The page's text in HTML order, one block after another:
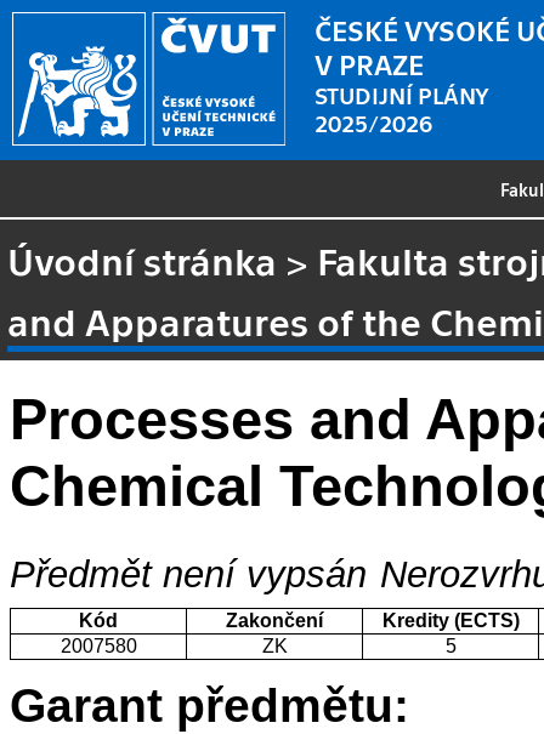
ČESKÉ VYSOKÉ
V PRAZE
STUDIJNÍ PLÁNY
2025/2026
Úvodní stránka > Fakulta
and Apparatures of the
Processes and
Chemical
Předmět není vypsán
Kód Zakončení
Kredity (ECTS)
2007580
ZK 5
Garant předmětu: